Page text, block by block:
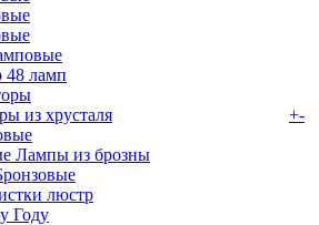
48 ламп
из хрусталя
+-
Лампы из брозны
люстр
Году